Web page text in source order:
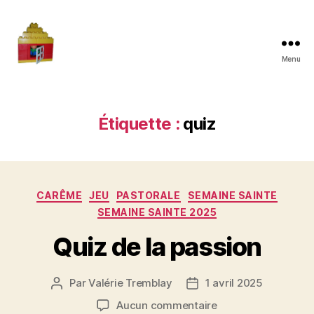
Menu
Étiquette : quiz
Catégories
CARÊME JEU PASTORALE
SEMAINE SAINTE
SEMAINE SAINTE 2025
Quiz de la passion
Auteur
ParValérie Tremblay
Date
de
1 avril 2025
Aucun commentairesur